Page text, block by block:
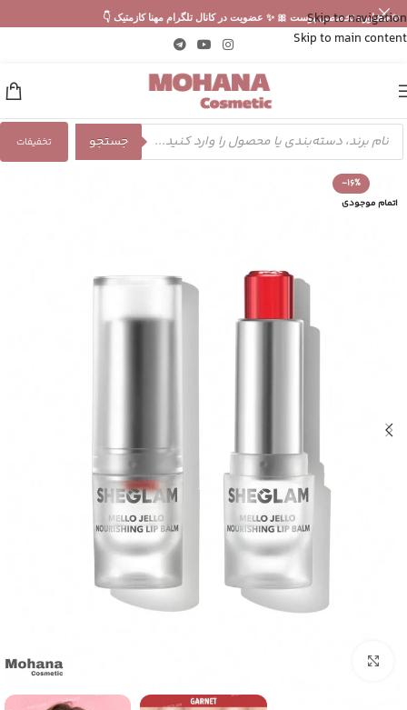
Skip to navigation
Skip to main content
✨ مشاوره تخصصی پوست 🎀 ✨ عضویت در کانال تلگرام مهنا کازمتیک 👇
جستجو تخفیفات
-16%
اتمام موجودی